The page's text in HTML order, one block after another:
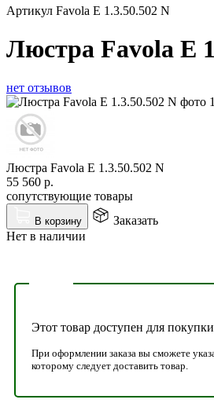
Артикул Favola E 1.3.50.502 N
Люстра Favola E
нет отзывов
Люстра Favola E 1.3.50.502 N
55 560 р.
сопутствующие товары
В корзину
Заказать
Нет в наличии
Этот товар доступен для
При оформлении заказа вы сможете
которому следует доставить товар.